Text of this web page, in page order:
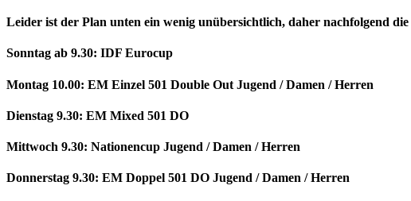
Leider ist der Plan unten ein wenig unübersichtlich, daher nachfolgend
Sonntag ab 9.30: IDF Eurocup
Montag 10.00: EM Einzel 501 Double Out Jugend / Damen / Herren
Dienstag 9.30: EM Mixed 501 DO
Mittwoch 9.30: Nationencup Jugend / Damen / Herren
Donnerstag 9.30: EM Doppel 501 DO Jugend / Damen / Herren